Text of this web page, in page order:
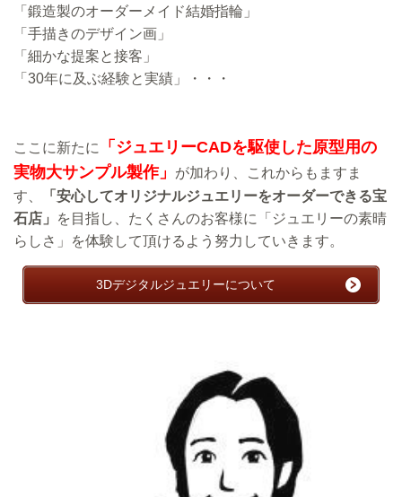
「鍛造製のオーダーメイド結婚指輪」
「手描きのデザイン画」
「細かな提案と接客」
「30年に及ぶ経験と実績」・・・
ここに新たに
「ジュエリーCADを駆使した原型用の
実物大サンプル製作」
が加わり、これからもますま
す、
「安心してオリジナルジュエリーをオーダーできる宝
石店」
を目指し、たくさんのお客様に「ジュエリーの素晴
らしさ」を体験して頂けるよう努力していきます。
3Dデジタルジュエリーについて